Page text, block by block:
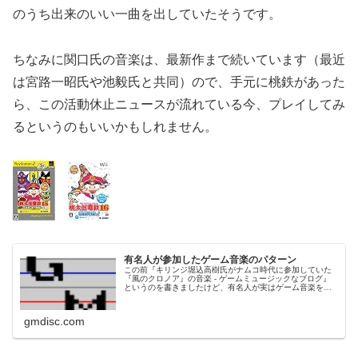
のうち出来のいい一曲を出していたそうです。
ちなみに関口氏の音楽は、最新作まで続いています（最近
は宮路一昭氏や池毅氏と共同）ので、手元に桃鉄があった
ら、この活動休止ニュースが流れている今、プレイしてみ
るというのもいいかもしれません。
有名人が参加したゲーム音楽のパターン
この前『キリンジ堀込高樹氏がナムコ時代に参加していた
『風のクロノア』の音楽 - ゲームミュージックなブログ』
というのを書きましたけど、有名人が実はゲーム音楽を作
gmdisc.com